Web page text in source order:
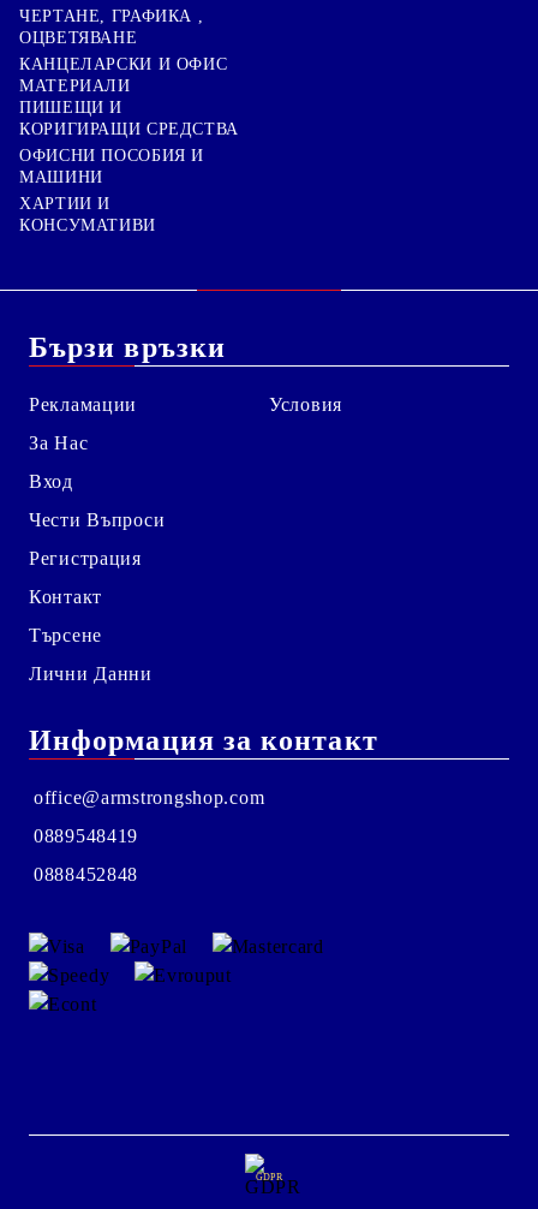
ЧЕРТАНЕ, ГРАФИКА ,
ОЦВЕТЯВАНЕ
КАНЦЕЛАРСКИ И ОФИС
МАТЕРИАЛИ
ПИШЕЩИ И
КОРИГИРАЩИ СРЕДСТВА
ОФИСНИ ПОСОБИЯ И
МАШИНИ
ХАРТИИ И
КОНСУМАТИВИ
Бързи връзки
Рекламации
За Нас
Вход
Чести Въпроси
Регистрация
Контакт
Търсене
Лични Данни
Условия
Информация за контакт
office@armstrongshop.com
0889548419
0888452848
GDPR